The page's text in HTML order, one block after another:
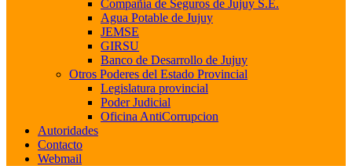
Compañía de Seguros de Jujuy S.E.
Agua Potable de Jujuy
JEMSE
GIRSU
Banco de Desarrollo de Jujuy
Otros Poderes del Estado Provincial
Legislatura provincial
Poder Judicial
Oficina AntiCorrupcion
Autoridades
Contacto
Webmail